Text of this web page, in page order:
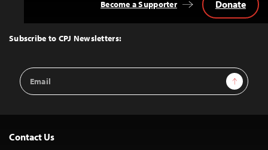
Top
Subscribe to CPJ Newsletters:
Email
Address
Sign Up
Become a Supporter Donate
Contact Us